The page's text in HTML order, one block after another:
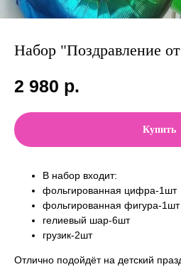
Набор "Поздравление
2 980 р.
Купить
В набор входит:
фольгированная цифра-1шт
фольгированная фигура-1шт
гелиевый шар-6шт
грузик-2шт
Отлично подойдёт на детский